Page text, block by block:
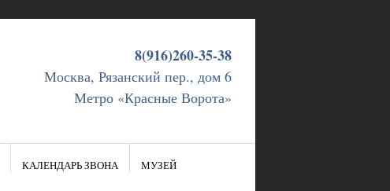
8(916)260-35-38
Москва, Рязанский пер., дом 6
Метро «Красные Ворота»
КАЛЕНДАРЬ ЗВОНА МУЗЕЙ